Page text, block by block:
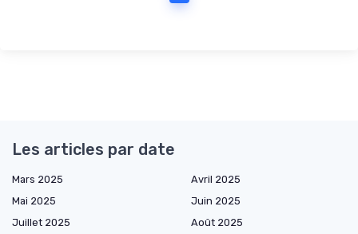
Les articles par date
Mars 2025
Avril 2025
Mai 2025
Juin 2025
Juillet 2025
Août 2025